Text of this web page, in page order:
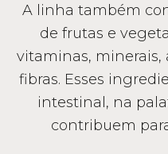
A linha também
de frutas e
vitaminas, minerais,
fibras. Esses
intestinal, na
contribuem